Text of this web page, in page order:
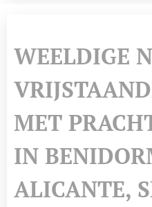
WEELDIGE
MET
IN
ALICANTE,